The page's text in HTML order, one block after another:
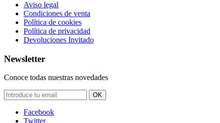
Aviso legal
Condiciones de venta
Política de cookies
Política de privacidad
Devoluciones Invitado
Newsletter
Conoce todas nuestras novedades
OK
Facebook
Twitter